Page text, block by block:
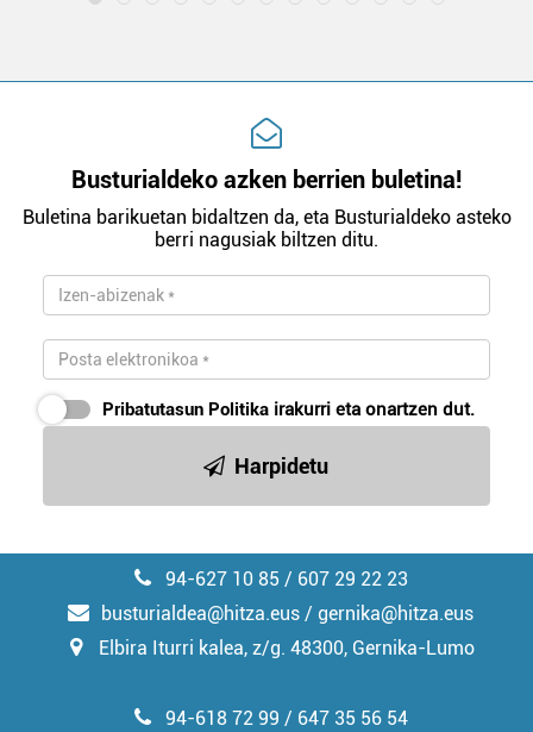
Busturialdeko azken berrien buletina!
Buletina barikuetan bidaltzen da, eta Busturialdeko asteko
berri nagusiak biltzen ditu.
Pribatutasun Politika irakurri eta onartzen dut.
Harpidetu
94-627 10 85 / 607 29 22 23
busturialdea@hitza.eus / gernika@hitza.eus
Elbira Iturri kalea, z/g. 48300, Gernika-Lumo
94-618 72 99 / 647 35 56 54